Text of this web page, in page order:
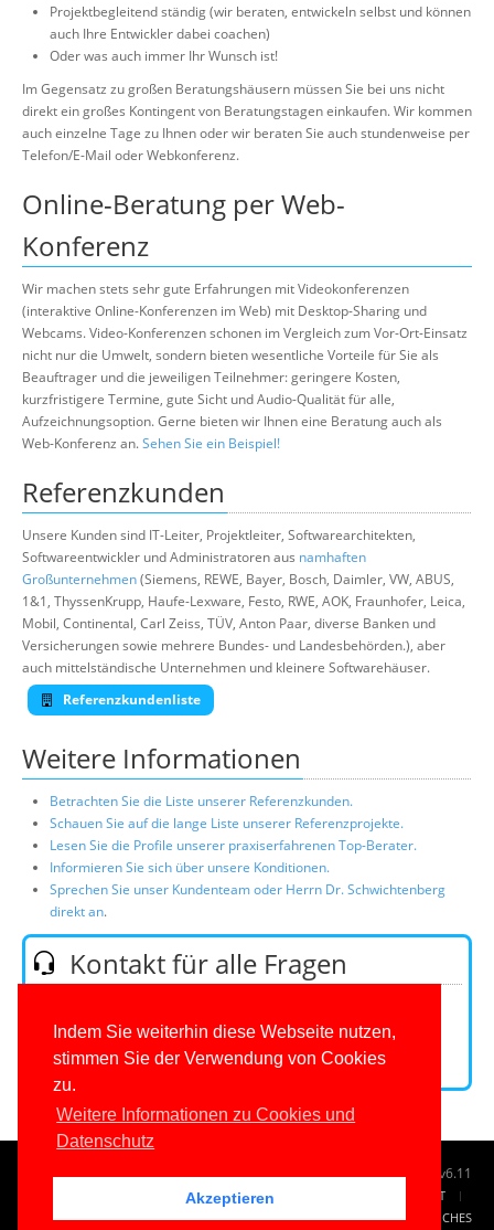
Indem Sie weiterhin diese Webseite nutzen,
stimmen Sie der Verwendung von Cookies
zu.
Weitere Informationen zu Cookies und
Datenschutz
Akzeptieren
Projektbegleitend ständig (wir beraten, entwickeln selbst und können
auch Ihre Entwickler dabei coachen)
Oder was auch immer Ihr Wunsch ist!
Im Gegensatz zu großen Beratungshäusern müssen Sie bei uns nicht
direkt ein großes Kontingent von Beratungstagen einkaufen. Wir kommen
auch einzelne Tage zu Ihnen oder wir beraten Sie auch stundenweise per
Telefon/E-Mail oder Webkonferenz.
Online-Beratung per Web-
Konferenz
Wir machen stets sehr gute Erfahrungen mit Videokonferenzen
(interaktive Online-Konferenzen im Web) mit Desktop-Sharing und
Webcams. Video-Konferenzen schonen im Vergleich zum Vor-Ort-Einsatz
nicht nur die Umwelt, sondern bieten wesentliche Vorteile für Sie als
Beauftrager und die jeweiligen Teilnehmer: geringere Kosten,
kurzfristigere Termine, gute Sicht und Audio-Qualität für alle,
Aufzeichnungsoption. Gerne bieten wir Ihnen eine Beratung auch als
Web-Konferenz an.Sehen Sie ein Beispiel!
Referenzkunden
Unsere Kunden sind IT-Leiter, Projektleiter, Softwarearchitekten,
Softwareentwickler und Administratoren aus namhaften
Großunternehmen(Siemens, REWE, Bayer, Bosch, Daimler, VW, ABUS,
1&1, ThyssenKrupp, Haufe-Lexware, Festo, RWE, AOK, Fraunhofer, Leica,
Mobil, Continental, Carl Zeiss, TÜV, Anton Paar, diverse Banken und
Versicherungen sowie mehrere Bundes- und Landesbehörden.), aber
auch mittelständische Unternehmen und kleinere Softwarehäuser.
Referenzkundenliste
Weitere Informationen
Betrachten Sie die Liste unserer Referenzkunden.
Schauen Sie auf die lange Liste unserer Referenzprojekte.
Lesen Sie die Profile unserer praxiserfahrenen Top-Berater.
Informieren Sie sich über unsere Konditionen.
Sprechen Sie unser Kundenteam oder Herrn Dr. Schwichtenberg
direkt an.
Kontakt für alle Fragen
E-Mail:
Kontaktformular
© 1996-2026www.IT-Visions.de-Dr. Holger Schwichtenberg v6.11
TAG CLOUD
KONTAKT
IMPRESSUM
RECHTLICHES